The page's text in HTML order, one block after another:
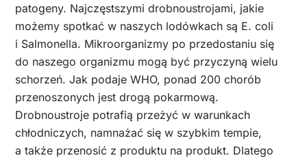
patogeny. Najczęstszymi drobnoustrojami, jakie
możemy spotkać w naszych lodówkach są E. coli
i Salmonella. Mikroorganizmy po przedostaniu się
do naszego organizmu mogą być przyczyną wielu
schorzeń. Jak podaje WHO, ponad 200 chorób
przenoszonych jest drogą pokarmową.
Drobnoustroje potrafią przeżyć w warunkach
chłodniczych, namnażać się w szybkim tempie,
a także przenosić z produktu na produkt. Dlatego